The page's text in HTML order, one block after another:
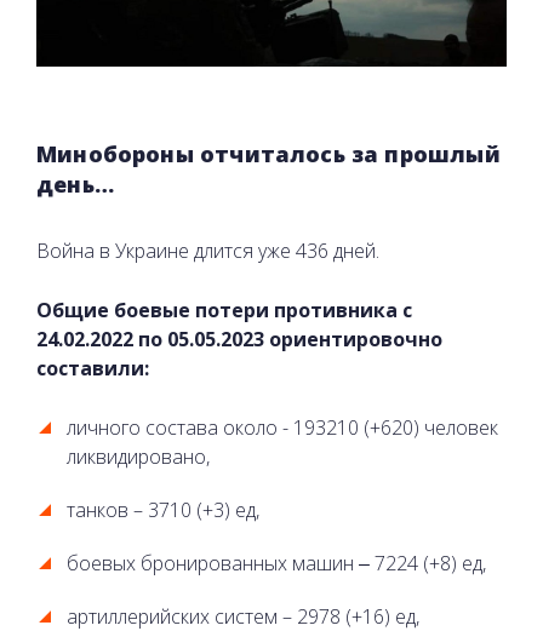
Минобороны отчиталось за прошлый
день…
Война в Украине длится уже 436 дней.
Общие боевые потери противника с
24.02.2022 по 05.05.2023 ориентировочно
составили:
личного состава около - 193210 (+620) человек
ликвидировано,
танков – 3710 (+3) ед,
боевых бронированных машин ‒ 7224 (+8) ед,
артиллерийских систем – 2978 (+16) ед,